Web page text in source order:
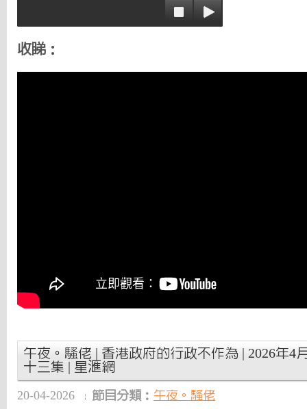
收睇：
午夜。騷佬 | 香港政府的行政不作為 | 2026年4
十三集 | 星滙網
20-04-2026 節目分類： 午夜。騷佬